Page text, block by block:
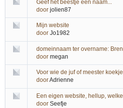
Geef het beestje een naam...
door jolien87
Mijn website
door Jo1982
domeinnaam ter overname:
door megan
Voor wie de juf of meester
doorAdrienne
Een eigen website, hellup,
door Seefje